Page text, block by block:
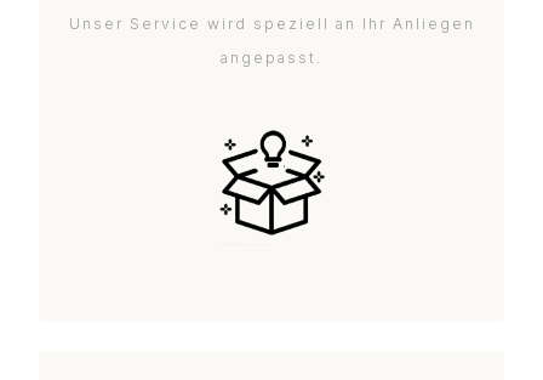
Unser Service wird speziell an Ihr Anliegen
angepasst.